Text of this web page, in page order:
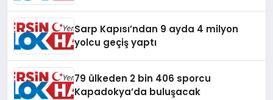
Sarp Kapısı’ndan 9 ayda 4 milyon
yolcu geçiş yaptı
79 ülkeden 2 bin 406 sporcu
Kapadokya’da buluşacak